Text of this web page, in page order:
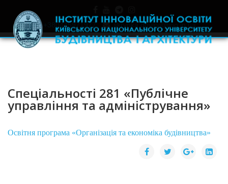
+380445971977 skrynka.doviry@iino.in.ua
Спеціальності 281 «Публічне
управління та адміністрування»
Освітня програма «Організація та економіка будівництва»